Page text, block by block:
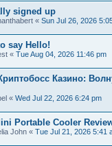
signed up
« Sun Jul 26, 2026
say Hello!
« Tue Aug 04, 2026 11:46 pm
Казино:
« Wed Jul 22, 2026 6:24 pm
Portable Cooler
John « Tue Jul 21, 2026 5:41